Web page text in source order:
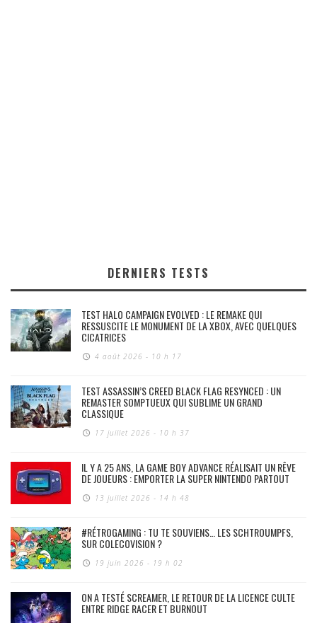
DERNIERS TESTS
TEST HALO CAMPAIGN EVOLVED : LE REMAKE QUI
RESSUSCITE LE MONUMENT DE LA XBOX, AVEC QUELQUES
CICATRICES
4 août 2026 - 10 h 17
TEST ASSASSIN’S CREED BLACK FLAG RESYNCED : UN
REMASTER SOMPTUEUX QUI SUBLIME UN GRAND
CLASSIQUE
17 juillet 2026 - 10 h 37
IL Y A 25 ANS, LA GAME BOY ADVANCE RÉALISAIT UN RÊVE
DE JOUEURS : EMPORTER LA SUPER NINTENDO PARTOUT
13 juillet 2026 - 14 h 48
#RÉTROGAMING : TU TE SOUVIENS… LES SCHTROUMPFS,
SUR COLECOVISION ?
19 juin 2026 - 19 h 02
ON A TESTÉ SCREAMER, LE RETOUR DE LA LICENCE CULTE
ENTRE RIDGE RACER ET BURNOUT